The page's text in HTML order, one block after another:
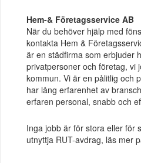
Hem-& Företagsservice AB
När du behöver hjälp med
kontakta Hem &
är en städfirma som erbjuder
privatpersoner och företag, vi
kommun. Vi är en pålitlig och
har lång erfarenhet av
erfaren personal, snabb och
Inga jobb är för stora eller för
utnyttja RUT-avdrag, läs mer